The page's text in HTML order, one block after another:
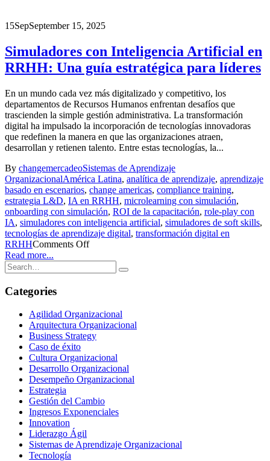
15SepSeptember 15, 2025
Simuladores con Inteligencia Artificial en
RRHH: Una guía estratégica para líderes
En un mundo cada vez más digitalizado y competitivo, los
departamentos de Recursos Humanos enfrentan desafíos que
trascienden la simple gestión administrativa. La transformación
digital ha impulsado la incorporación de tecnologías innovadoras
que redefinen la manera en que las organizaciones atraen,
desarrollan y retienen talento. Entre estas tecnologías, la...
By changemercadeoSistemas de Aprendizaje
OrganizacionalAmérica Latina, analítica de aprendizaje, aprendizaje
basado en escenarios, change americas, compliance training,
estrategia L&D, IA en RRHH, microlearning con simulación,
onboarding con simulación, ROI de la capacitación, role-play con
IA, simuladores con inteligencia artificial, simuladores de soft skills,
tecnologías de aprendizaje digital, transformación digital en
RRHHComments Off
Read more...
Categories
Agilidad Organizacional
Arquitectura Organizacional
Business Strategy
Caso de éxito
Cultura Organizacional
Desarrollo Organizacional
Desempeño Organizacional
Estrategia
Gestión del Cambio
Ingresos Exponenciales
Innovation
Liderazgo Ágil
Sistemas de Aprendizaje Organizacional
Tecnología